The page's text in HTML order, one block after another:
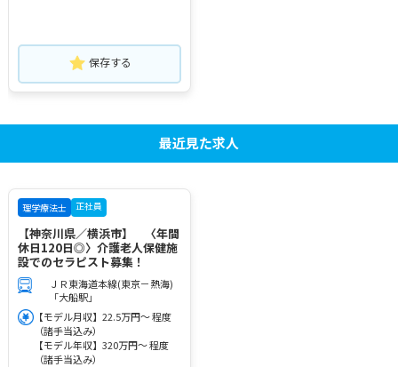
保存する
最近見た求人
理学療法士 正社員
【神奈川県／横浜市】 〈年間
休日120日◎〉介護老人保健施
設でのセラピスト募集！
ＪＲ東海道本線(東京－熱海)
「大船駅」
【モデル月収】22.5万円～ 程度
（諸手当込み）
【モデル年収】320万円～ 程度
（諸手当込み）